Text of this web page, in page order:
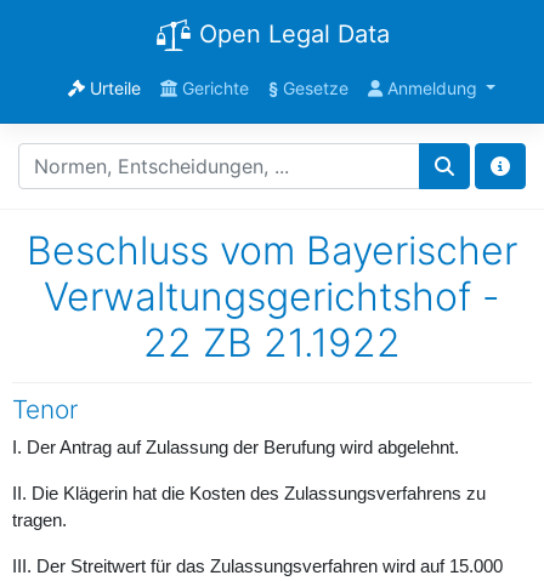
Open Legal Data
Urteile Gerichte §Gesetze Anmeldung
Beschluss vom Bayerischer
Verwaltungsgerichtshof -
22 ZB 21.1922
Tenor
I. Der Antrag auf Zulassung der Berufung wird abgelehnt.
II. Die Klägerin hat die Kosten des Zulassungsverfahrens zu
tragen.
III. Der Streitwert für das Zulassungsverfahren wird auf 15.000